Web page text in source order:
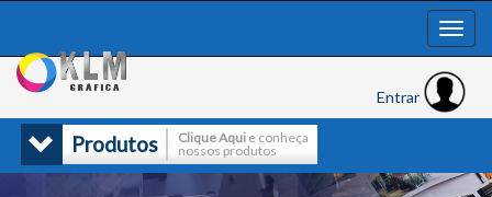
Entrar
Produtos Clique Aqui e conheça
nossos produtos